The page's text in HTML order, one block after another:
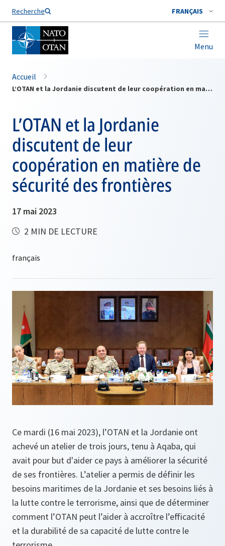
Recherche FRANÇAIS
Menu
Nom de famille*
Accueil
L’OTAN et la Jordanie discutent de leur coopération en matière de sécurité des frontières
L’OTAN et la Jordanie
discutent de leur
coopération en matière de
sécurité des frontières
17 mai 2023
2 MIN DE LECTURE
Ce mardi (16 mai 2023), l’OTAN et la Jordanie ont
achevé un atelier de trois jours, tenu à Aqaba, qui
avait pour but d'aider ce pays à améliorer la sécurité
de ses frontières. L’atelier a permis de définir les
besoins maritimes de la Jordanie et ses besoins liés à
la lutte contre le terrorisme, ainsi que de déterminer
comment l’OTAN peut l’aider à accroître l’efficacité
et la durabilité de sa capacité de lutte contre le